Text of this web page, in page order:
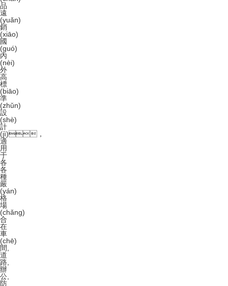
品
遠
(yuǎn)
銷
(xiāo)
國
(guó)
內
(nèi)
外
高
標
(biāo)
準
(zhǔn)
設
(shè)
計
(jì)，
適
用
于
各
各
種
嚴
(yán)
格
場
(chǎng)
合
在
車
(chē)
間,
道
路,
辦
公,
防